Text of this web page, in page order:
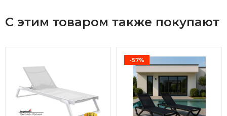
С этим товаром также покупают
-57%